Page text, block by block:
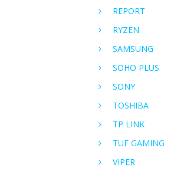
REPORT
RYZEN
SAMSUNG
SOHO PLUS
SONY
TOSHIBA
TP LINK
TUF GAMING
VIPER